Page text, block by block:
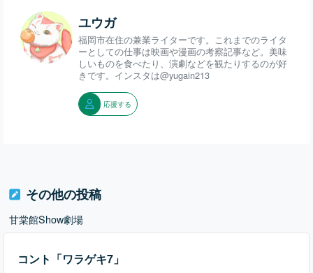
ユウガ
福岡市在住の兼業ライターです。これまでのライタ
ーとしての仕事は映画や漫画の考察記事など。美味
しいものを食べたり、演劇などを観たりするのが好
きです。インスタは@yugain213
応援する
その他の投稿
甘棠館Show劇場
コント「ワラゲキ7」